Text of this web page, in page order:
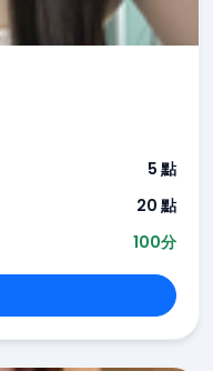
5 點
20 點
100分